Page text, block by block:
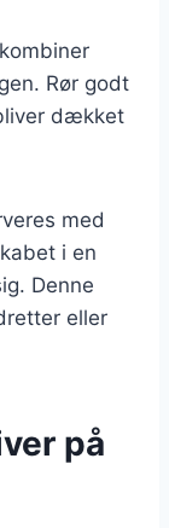
Rør godt
dækket
med
i en
Denne
eller
på